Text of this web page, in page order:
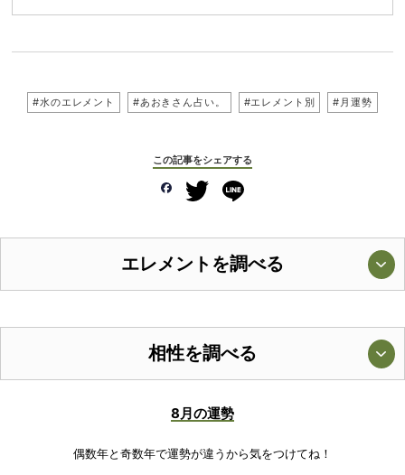
#水のエレメント #あおきさん占い。 #エレメント別 #月運勢
この記事をシェアする
エレメントを調べる
相性を調べる
8月の運勢
偶数年と奇数年で運勢が違うから気をつけてね！